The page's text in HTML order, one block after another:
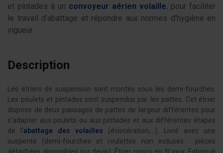
et pintades à un convoyeur aérien volaille, pour faciliter
le travail d'abattage et répondre aux normes d'hygiène en
vigueur.
Description
Les étriers de suspension sont montés sous les demi-fourches.
Les poulets et pintades sont suspendus par les pattes. Cet étrier
dispose de deux passages de pattes de largeur différentes pour
s'adapter aux poulets ou aux pintades et aux différentes étapes
de l'abattage des volailles (éviscération,...). Livré avec une
suspente (demi-fourches et roulettes non incluses : pièces